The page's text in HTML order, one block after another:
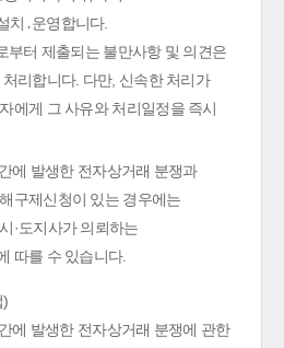
치․운영합니다.
부터 제출되는 불만사항 및 의견은
리합니다. 다만, 신속한 처리가
에게 그 사유와 처리일정을 즉시
에 발생한 전자상거래 분쟁과
구제신청이 있는 경우에는
·도지사가 의뢰하는
따를 수 있습니다.
)
에 발생한 전자상거래 분쟁에 관한